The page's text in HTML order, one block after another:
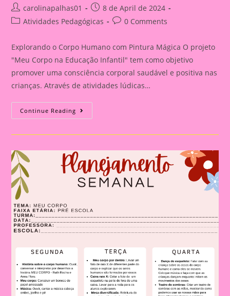
Post
author:
carolinapalhas01
Post
published:
8 de April de 2024
PostAtividades Pedagógicas
Post0 Comments
Explorando o Corpo Humano com Pintura Mágica O projeto
"Meu Corpo na Educação Infantil" tem como objetivo
promover uma consciência corporal saudável e positiva nas
crianças. Através de atividades lúdicas…
Continue Reading Explorando
O
Humano
Mágica
|
Atividade
Meu
Corpo|Pintura
Mágica